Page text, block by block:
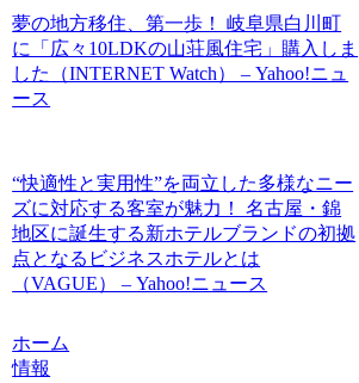
夢の地方移住、第一歩！ 岐阜県白川町
に「広々10LDKの山荘風住宅」購入しま
した（INTERNET Watch） – Yahoo!ニュ
ース
“快適性と実用性”を両立した多様なニー
ズに対応する客室が魅力！ 名古屋・錦
地区に誕生する新ホテルブランドの初拠
点となるビジネスホテルとは
（VAGUE） – Yahoo!ニュース
ホーム
情報